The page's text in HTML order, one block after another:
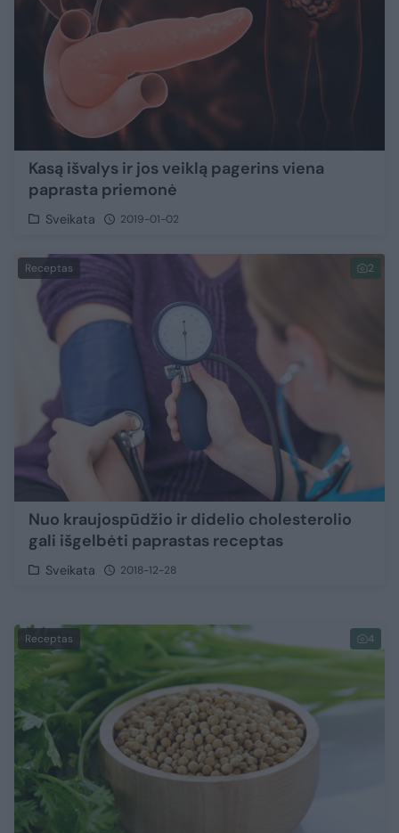
Kasą išvalys ir jos veiklą pagerins viena
paprasta priemonė
Sveikata 2019-01-02
Receptas 2
Nuo kraujospūdžio ir didelio cholesterolio
gali išgelbėti paprastas receptas
Sveikata 2018-12-28
Receptas 4